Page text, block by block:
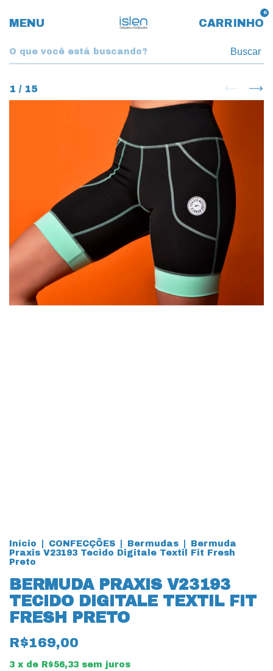
MENU CARRINHO
0
Buscar
1 / 15
Início CONFECÇÕES Bermudas
Bermuda
Praxis V23193 Tecido Digitale Textil Fit Fresh
Preto
BERMUDA PRAXIS V23193
TECIDO DIGITALE TEXTIL FIT
FRESH PRETO
R$169,00
3 x de R$56,33 sem juros